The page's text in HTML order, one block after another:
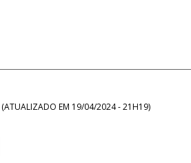
(ATUALIZADO EM 19/04/2024 - 21H19)